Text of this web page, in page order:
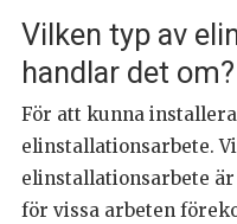
Vilken typ av
handlar det om?
För att kunna
elinstallationsarbete.
elinstallationsarbete
för vissa arbeten